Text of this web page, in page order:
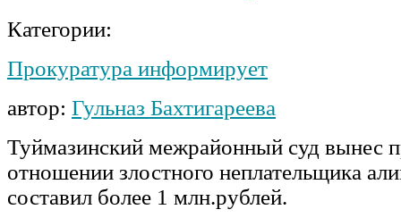
Категории:
Прокуратура информирует
автор: Гульназ Бахтигареева
Туймазинский межрайонный суд вынес
отношении злостного неплательщика
составил более 1 млн.рублей.